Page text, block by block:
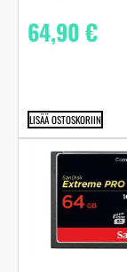
64,90€
LISÄÄ OSTOSKORIIN